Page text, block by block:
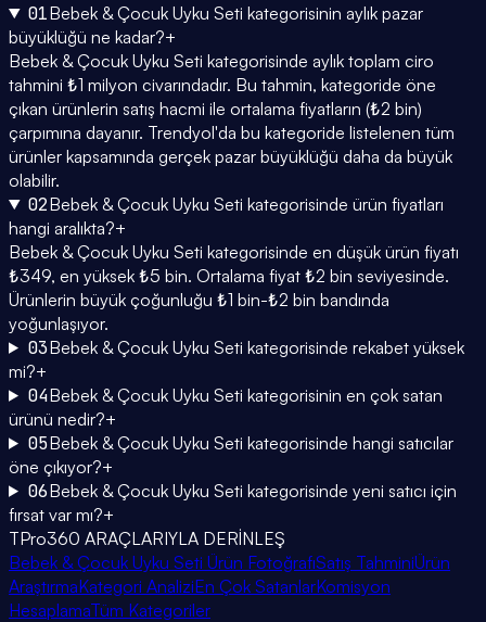
01Bebek & Çocuk Uyku Seti kategorisinin aylık pazar
büyüklüğü ne kadar?+
Bebek & Çocuk Uyku Seti kategorisinde aylık toplam ciro
tahmini ₺1 milyon civarındadır. Bu tahmin, kategoride öne
çıkan ürünlerin satış hacmi ile ortalama fiyatların (₺2 bin)
çarpımına dayanır. Trendyol'da bu kategoride listelenen tüm
ürünler kapsamında gerçek pazar büyüklüğü daha da büyük
olabilir.
02Bebek & Çocuk Uyku Seti kategorisinde ürün fiyatları
hangi aralıkta?+
Bebek & Çocuk Uyku Seti kategorisinde en düşük ürün fiyatı
₺349, en yüksek ₺5 bin. Ortalama fiyat ₺2 bin seviyesinde.
Ürünlerin büyük çoğunluğu ₺1 bin-₺2 bin bandında
yoğunlaşıyor.
03Bebek & Çocuk Uyku Seti kategorisinde rekabet yüksek
mi?+
04Bebek & Çocuk Uyku Seti kategorisinin en çok satan
ürünü nedir?+
05Bebek & Çocuk Uyku Seti kategorisinde hangi satıcılar
öne çıkıyor?+
06Bebek & Çocuk Uyku Seti kategorisinde yeni satıcı için
fırsat var mı?+
TPro360 ARAÇLARIYLA DERİNLEŞ
Bebek & Çocuk Uyku Seti Ürün FotoğrafıSatış TahminiÜrün
AraştırmaKategori AnaliziEn Çok SatanlarKomisyon
HesaplamaTüm Kategoriler